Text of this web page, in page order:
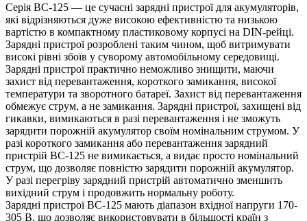
Серія BC-125 — це сучасні зарядні пристрої для акумуляторів,
які відрізняються дуже високою ефективністю та низькою
вартістю в компактному пластиковому корпусі на DIN-рейці.
Зарядні пристрої розроблені таким чином, щоб витримувати
високі рівні збоїв у суворому автомобільному середовищі.
Зарядні пристрої практично неможливо знищити, маючи
захист від перевантаження, короткого замикання, високої
температури та зворотного батареї. Захист від перевантаження
обмежує струм, а не замикання. Зарядні пристрої, захищені від
гикавки, вимикаються в разі перевантаження і не зможуть
зарядити порожній акумулятор своїм номінальним струмом. У
разі короткого замикання або перевантаження зарядний
пристрій BC-125 не вимикається, а видає просто номінальний
струм, що дозволяє повністю зарядити порожній акумулятор.
У разі перегріву зарядний пристрій автоматично зменшить
вихідний струм і продовжить нормальну роботу.
Зарядні пристрої BC-125 мають діапазон вхідної напруги 170-
305 В, що дозволяє використовувати в більшості країн з